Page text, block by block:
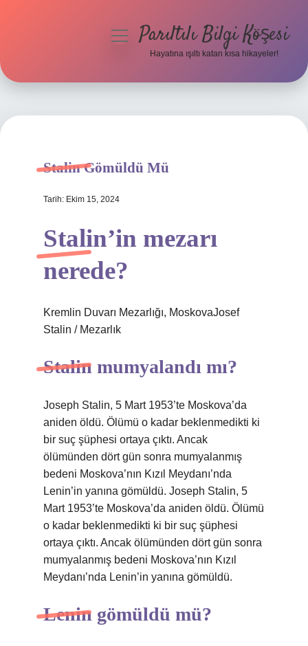
Hakkımızda
menüyüParıltılı Bilgi Köşesi
Hayatına ışıltı katan kısa hikayeler!
Stalin Gömüldü Mü
Tarih: Ekim 15, 2024
Stalin’in mezarı
nerede?
Kremlin Duvarı Mezarlığı, MoskovaJosef
Stalin / Mezarlık
Stalin mumyalandı mı?
Joseph Stalin, 5 Mart 1953’te Moskova’da
aniden öldü. Ölümü o kadar beklenmedikti ki
bir suç şüphesi ortaya çıktı. Ancak
ölümünden dört gün sonra mumyalanmış
bedeni Moskova’nın Kızıl Meydanı’nda
Lenin’in yanına gömüldü. Joseph Stalin, 5
Mart 1953’te Moskova’da aniden öldü. Ölümü
o kadar beklenmedikti ki bir suç şüphesi
ortaya çıktı. Ancak ölümünden dört gün sonra
mumyalanmış bedeni Moskova’nın Kızıl
Meydanı’nda Lenin’in yanına gömüldü.
Lenin gömüldü mü?